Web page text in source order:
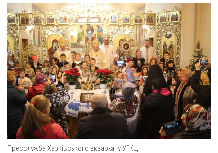
Пресслужба Харківського екзархату УГКЦ